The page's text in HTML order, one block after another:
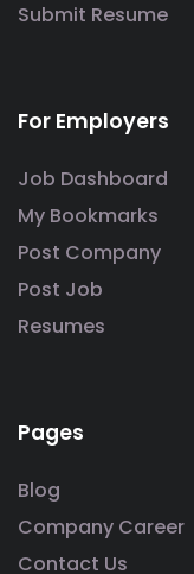
Submit Resume
For Employers
Job Dashboard
My Bookmarks
Post Company
Post Job
Resumes
Pages
Blog
Company Career
Contact Us